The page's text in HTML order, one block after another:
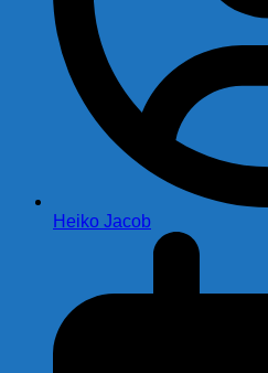
Heiko Jacob